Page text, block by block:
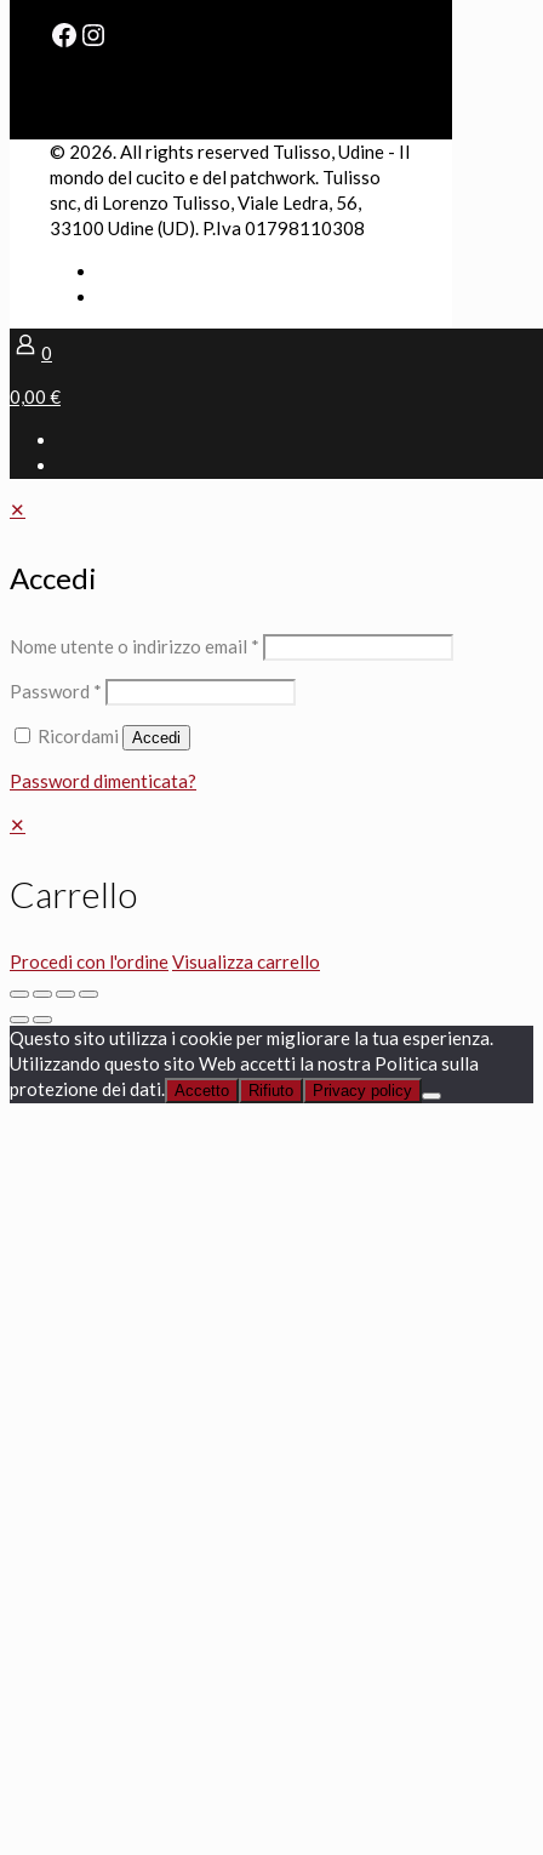
Facebook
Instagram
© 2026. All rights reserved Tulisso, Udine - Il
mondo del cucito e del patchwork. Tulisso
snc, di Lorenzo Tulisso, Viale Ledra, 56,
33100 Udine (UD). P.Iva 01798110308
0
0,00 €
✕
Accedi
Nome utente o indirizzo email *
Password *
Ricordami Accedi
Password dimenticata?
✕
Carrello
Procedi con l'ordineVisualizza carrello
Questo sito utilizza i cookie per migliorare la tua esperienza.
Utilizzando questo sito Web accetti la nostra Politica sulla
protezione dei dati. Accetto Rifiuto Privacy policy